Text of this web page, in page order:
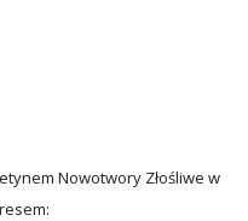
Nowotwory Złośliwe w